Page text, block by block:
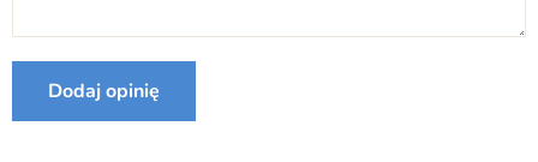
od dnia odebrania przesyłki.
Dodaj opinię